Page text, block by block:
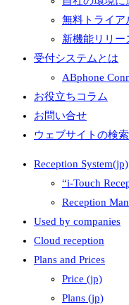
無料トライア
新機能リリー
受付システムとは
ABphone
お役立ちコラム
お問い合せ
ウェブサイトの検
Reception System(jp)
“i-Touch
Reception
Used by companies
Cloud reception
Plans and Prices
Price (jp)
Plans (jp)